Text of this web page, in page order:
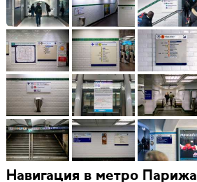
Навигация в метро Парижа